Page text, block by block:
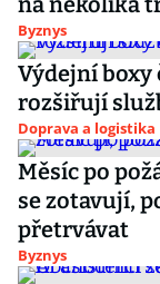
Byznys
Výdejní boxy
rozšiřují
Doprava a logistika
Měsíc po
se zotavují,
přetrvávat
Byznys